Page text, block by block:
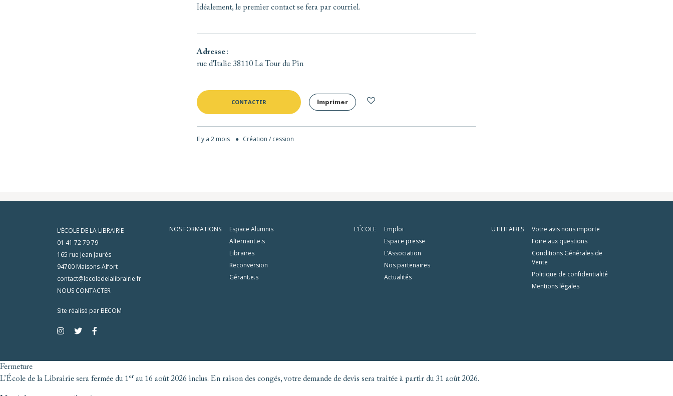
Idéalement, le premier contact se fera par courriel.
Adresse:
rue d'Italie 38110 La Tour du Pin
CONTACTER Imprimer
Il y a 2 mois ● Création / cession
L’ÉCOLE DE LA LIBRAIRIE
01 41 72 79 79
165 rue Jean Jaurès
94700 Maisons-Alfort
contact@lecoledelalibrairie.fr
NOUS CONTACTER
Site réalisé par BECOM
NOS FORMATIONS
Espace Alumnis
Alternant.e.s
Libraires
Reconversion
Gérant.e.s
L’ÉCOLE
Emploi
Espace presse
L’Association
Nos partenaires
Actualités
UTILITAIRES
Votre avis nous importe
Foire aux questions
Conditions Générales de
Vente
Politique de confidentialité
Mentions légales
Fermeture
L’École de la Librairie sera fermée du 1er au 16 août 2026 inclus. En raison des congés, votre demande de devis sera traitée à partir du 31 août 2026.